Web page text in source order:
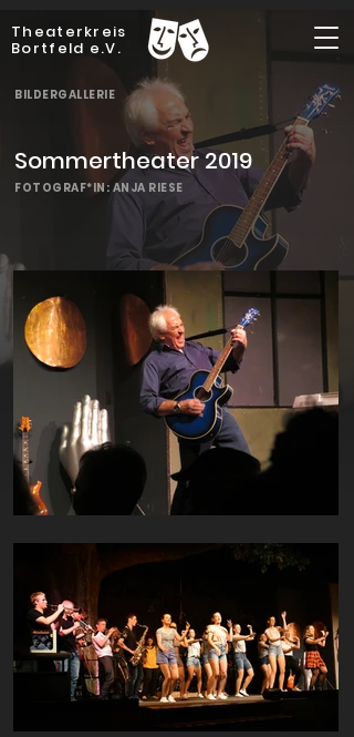
Theaterkreis
Bortfeld e.V.
BILDERGALLERIE
Sommertheater 2019
FOTOGRAF*IN: ANJA RIESE